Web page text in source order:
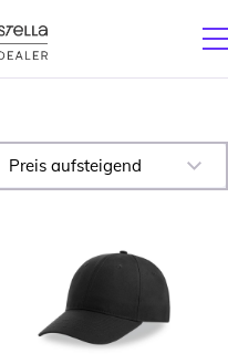
Preis aufsteigend